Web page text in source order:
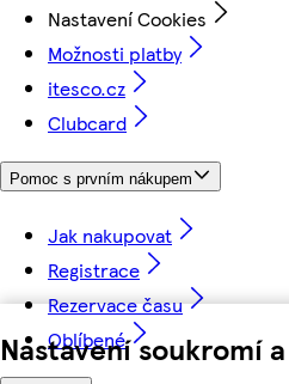
Nastavení soukromí
Nastavení Cookies
Možnosti platby
itesco.cz
Clubcard
Pomoc s prvním nákupem
Jak nakupovat
Registrace
Rezervace času
Oblíbené